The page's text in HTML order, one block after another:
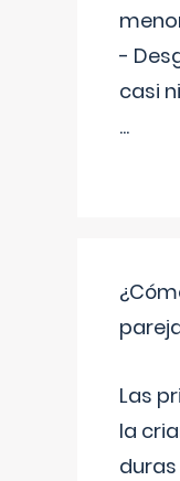
-
casi
...
Las
la